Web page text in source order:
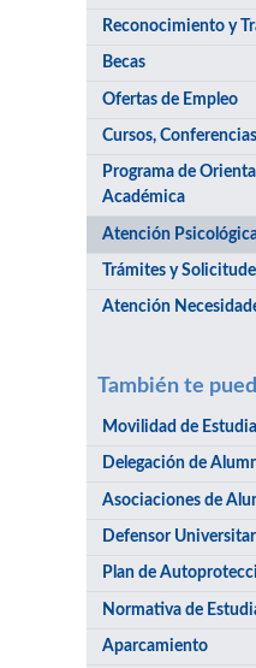
Reconocimiento y
Becas
Ofertas de Empleo
Cursos,
Programa de
Académica
Atención
Trámites y
Atención
También te
Movilidad de
Delegación de
Asociaciones de
Defensor
Plan de
Normativa de
Aparcamiento